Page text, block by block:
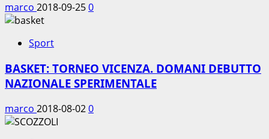
marco 2018-09-250
Sport
BASKET: TORNEO VICENZA. DOMANI DEBUTTO
NAZIONALE SPERIMENTALE
marco 2018-08-020